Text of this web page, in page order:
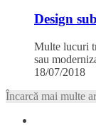
Design
Multe lucuri
sau
18/07/2018
Încarcă mai multe